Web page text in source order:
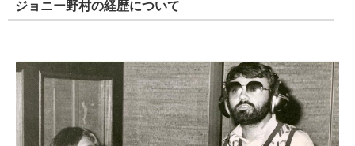
ジョニー野村の経歴について